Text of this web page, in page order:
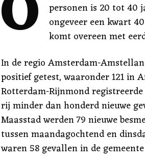
personen is 20 tot 40
ongeveer een kwart
komt overeen met
In de regio Amsterdam-
positief getest, waaronder 121 in
Rotterdam-Rijnmond
rij minder dan honderd nieuwe
Maasstad werden 79 nieuwe
tussen maandagochtend en
waren 58 gevallen in de